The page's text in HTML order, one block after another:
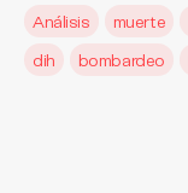
Análisis
muerte
dih
bombardeo